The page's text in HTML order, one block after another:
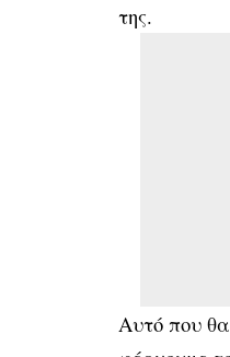
της.
Αυτό που